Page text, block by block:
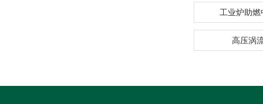
工业炉助
高压涡